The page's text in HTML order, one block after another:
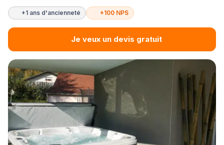
+1 ans d'ancienneté +100 NPS
Je veux un devis gratuit